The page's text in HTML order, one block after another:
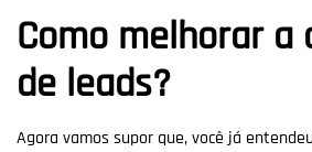
Como melhorar a
de leads?
Agora vamos supor que, você já